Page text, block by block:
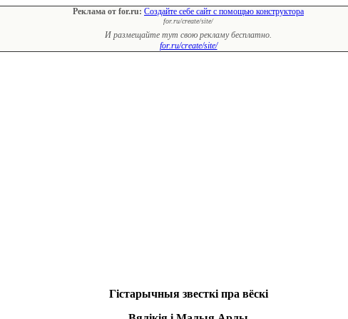
Реклама от for.ru: Создайте себе сайт с помощью конструктора
for.ru/create/site/
И размещайте тут свою рекламу бесплатно.
for.ru/create/site/
Гістарычныя звесткі пра вёскі